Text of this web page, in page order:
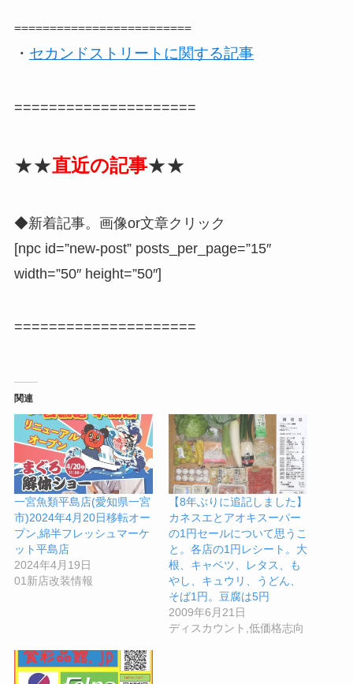
=========================
・ セカンドストリートに関する記事
=====================
★★直近の記事★★
◆新着記事。画像or文章クリック
[npc id=”new-post” posts_per_page=”15″
width=”50″ height=”50″]
=====================
関連
一宮魚類平島店(愛知県一宮
市)2024年4月20日移転オー
プン,綿半フレッシュマーケ
ット平島店
2024年4月19日
01新店改装情報
【8年ぶりに追記しました】
カネスエとアオキスーパー
の1円セールについて思うこ
と。各店の1円レシート。大
根、キャベツ、レタス、も
やし、キュウリ、うどん、
そば1円。豆腐は5円
2009年6月21日
ディスカウント,低価格志向